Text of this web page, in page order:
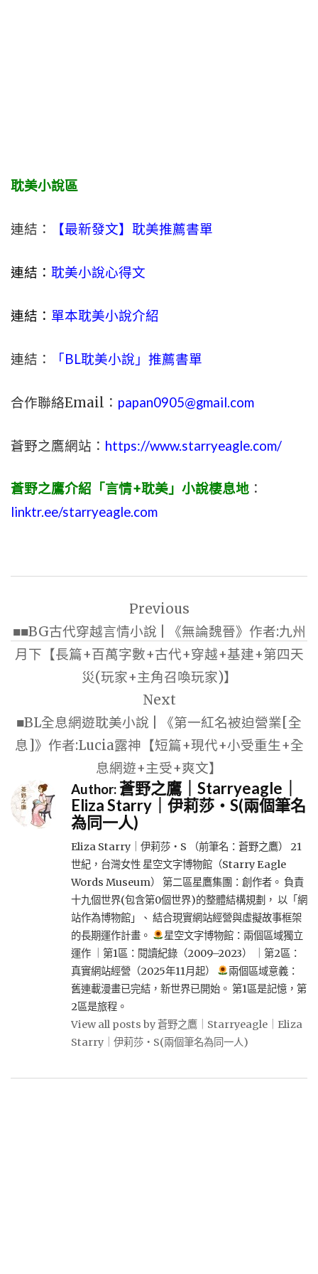
耽美小說區
連結： 【最新發文】耽美推薦書單
連結： 耽美小說心得文
連結： 單本耽美小說介紹
連結： 「BL耽美小說」推薦書單
合作聯絡Email： papan0905@gmail.com
蒼野之鷹網站： https://www.starryeagle.com/
蒼野之鷹介紹「言情+耽美」小說棲息地 ：
linktr.ee/starryeagle.com
導
覽
Previous
■■BG古代穿越言情小說 | 《無論魏晉》作者:九州
月下【長篇+百萬字數+古代+穿越+基建+第四天
災(玩家+主角召喚玩家)】
Next
■BL全息網遊耽美小說 | 《第一紅名被迫營業[全
息]》作者:Lucia露神【短篇+現代+小受重生+全
息網遊+主受+爽文】
Author:蒼野之鷹｜Starryeagle｜
Eliza Starry｜伊莉莎・S(兩個筆名
為同一人)
Eliza Starry｜伊莉莎・S （前筆名：蒼野之鷹） 21
世紀，台灣女性 星空文字博物館（Starry Eagle
Words Museum） 第二區星鷹集團：創作者。 負責
十九個世界(包含第0個世界)的整體結構規劃， 以「網
站作為博物館」、 結合現實網站經營與虛擬故事框架
的長期運作計畫。
星空文字博物館：兩個區域獨立
運作 ｜第1區：閱讀紀錄（2009–2023） ｜第2區：
真實網站經營（2025年11月起）
兩個區域意義：
舊連載漫畫已完結，新世界已開始。 第1區是記憶，第
2區是旅程。
View all posts by 蒼野之鷹｜Starryeagle｜Eliza
Starry｜伊莉莎・S(兩個筆名為同一人)